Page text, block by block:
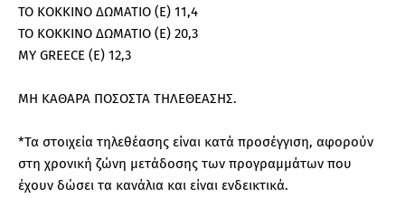
ΤΟ ΚΟΚΚΙΝΟ ΔΩΜΑΤΙΟ (Ε) 11,4
ΤΟ ΚΟΚΚΙΝΟ ΔΩΜΑΤΙΟ (Ε) 20,3
MY GREECE (E) 12,3
ΜΗ ΚΑΘΑΡΑ ΠΟΣΟΣΤΑ ΤΗΛΕΘΕΑΣΗΣ.
*Τα στοιχεία τηλεθέασης είναι κατά προσέγγιση, αφορούν
στη χρονική ζώνη μετάδοσης των προγραμμάτων που
έχουν δώσει τα κανάλια και είναι ενδεικτικά.